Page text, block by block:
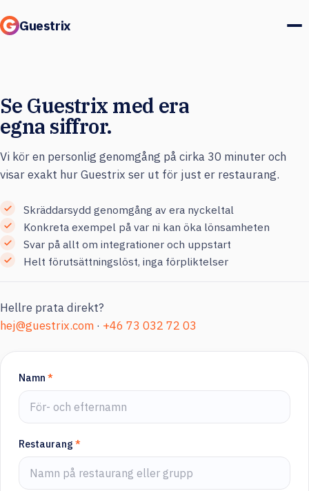
Guestrix
Integrationer
Priser
Kundcase
Gäster & marknad
Logga in
Se Guestrix med era
egna siffror.
Vi kör en personlig genomgång på cirka 30 minuter och
visar exakt hur Guestrix ser ut för just er restaurang.
Skräddarsydd genomgång av era nyckeltal
Konkreta exempel på var ni kan öka lönsamheten
Svar på allt om integrationer och uppstart
Helt förutsättningslöst, inga förpliktelser
Hellre prata direkt?
hej@guestrix.com · +46 73 032 72 03
Namn *
Restaurang *